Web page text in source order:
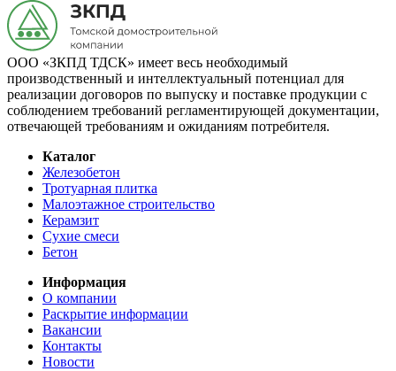
ООО «ЗКПД ТДСК» имеет весь необходимый
производственный и интеллектуальный потенциал для
реализации договоров по выпуску и поставке продукции с
соблюдением требований регламентирующей документации,
отвечающей требованиям и ожиданиям потребителя.
Каталог
Железобетон
Тротуарная плитка
Малоэтажное строительство
Керамзит
Сухие смеси
Бетон
Информация
О компании
Раскрытие информации
Вакансии
Контакты
Новости